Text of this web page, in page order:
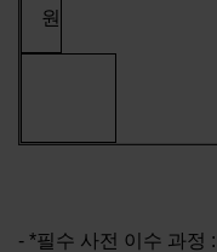
원
- *필수 사전 이수 과정